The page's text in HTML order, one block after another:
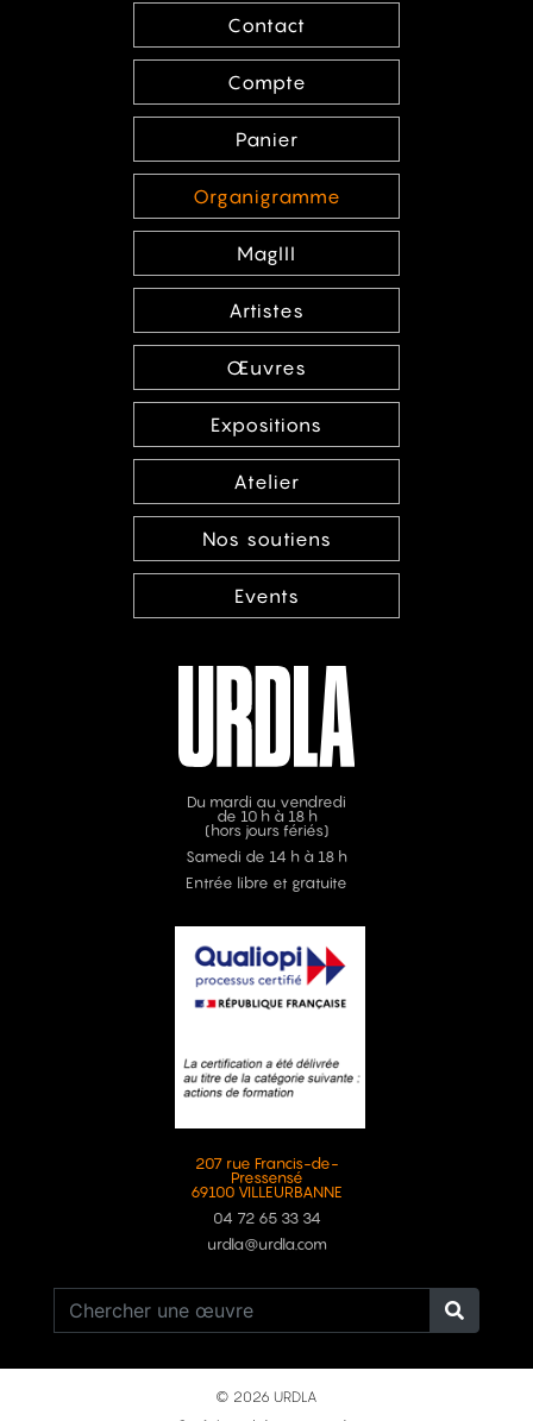
Contact
Compte
Panier
Organigramme
MagIII
Artistes
Œuvres
Expositions
Atelier
Nos soutiens
Events
Du mardi au vendredi
de 10 h à 18 h
(hors jours fériés)
Samedi de 14 h à 18 h
Entrée libre et gratuite
207 rue Francis-de-
Pressensé
69100 VILLEURBANNE
04 72 65 33 34
urdla@urdla.com
© 2026 URDLA